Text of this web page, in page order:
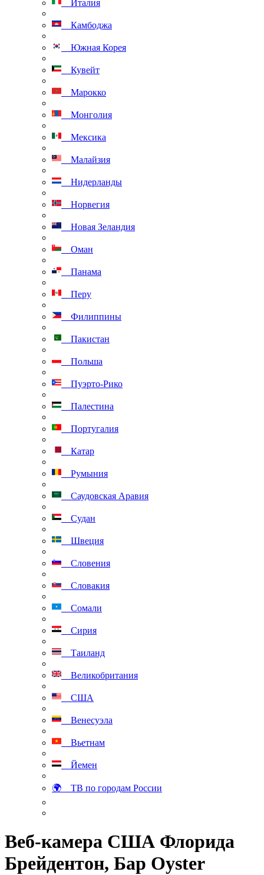
Италия
Камбоджа
Южная Корея
Кувейт
Марокко
Монголия
Мексика
Малайзия
Нидерланды
Норвегия
Новая Зеландия
Оман
Панама
Перу
Филиппины
Пакистан
Польша
Пуэрто-Рико
Палестина
Португалия
Катар
Румыния
Саудовская Аравия
Судан
Швеция
Словения
Словакия
Сомали
Сирия
Таиланд
Великобритания
США
Венесуэла
Вьетнам
Йемен
🌍 ТВ по городам России
Веб-камера США Флорида
Брейдентон, Бар Oyster